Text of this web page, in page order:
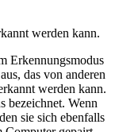
werden kann.
Erkennungsmodus
das von anderen
werden kann.
bezeichnet. Wenn
sie sich ebenfalls